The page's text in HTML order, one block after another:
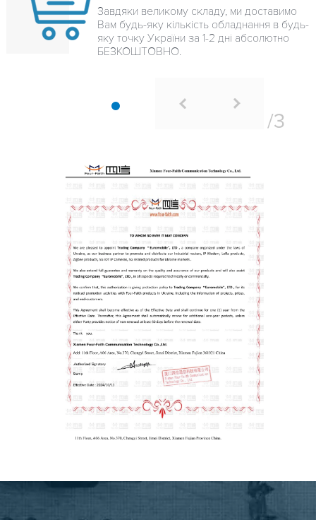
Завдяки великому складу, ми доставимо
Вам будь-яку кількість обладнання в будь-
яку точку України за 1-2 дні абсолютно
БЕЗКОШТОВНО.